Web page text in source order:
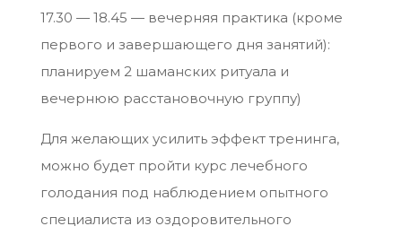
17.30 — 18.45 — вечерняя практика (кроме
первого и завершающего дня занятий):
планируем 2 шаманских ритуала и
вечернюю расстановочную группу)
Для желающих усилить эффект тренинга,
можно будет пройти курс лечебного
голодания под наблюдением опытного
специалиста из оздоровительного